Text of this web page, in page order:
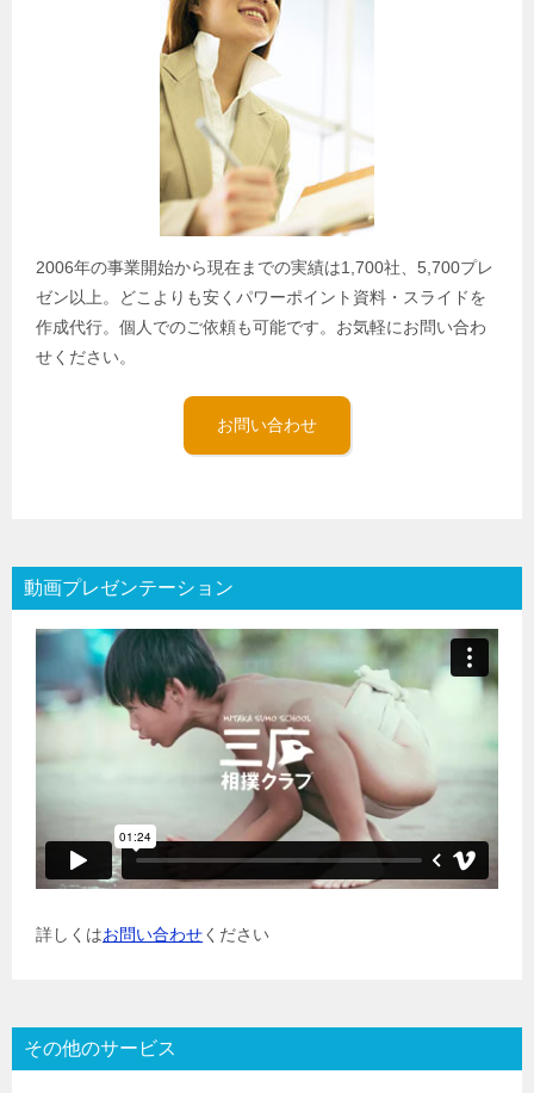
2006年の事業開始から現在までの実績は1,700社、5,700プレ
ゼン以上。どこよりも安くパワーポイント資料・スライドを
作成代行。個人でのご依頼も可能です。お気軽にお問い合わ
せください。
お問い合わせ
動画プレゼンテーション
詳しくはお問い合わせください
その他のサービス